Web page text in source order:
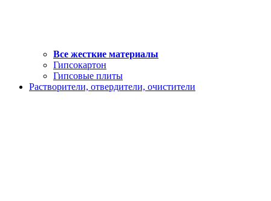
Все жесткие материалы
Гипсокартон
Гипсовые плиты
Растворители, отвердители, очистители